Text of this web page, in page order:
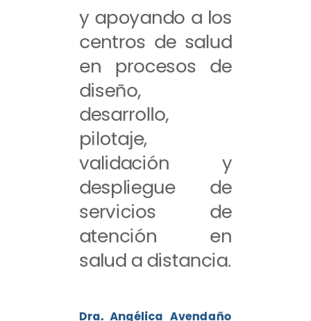
y apoyando a los
centros de salud
en procesos de
diseño,
desarrollo,
pilotaje,
validación y
despliegue de
servicios de
atención en
salud a distancia.
Dra. Angélica Avendaño